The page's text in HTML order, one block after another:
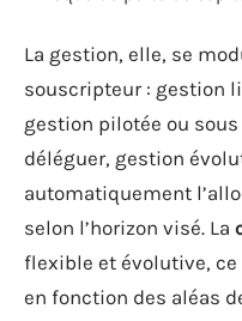
La gestion, elle, se
souscripteur : gestion
gestion pilotée ou
déléguer, gestion
automatiquement
selon l’horizon visé. La
flexible et évolutive,
en fonction des aléas